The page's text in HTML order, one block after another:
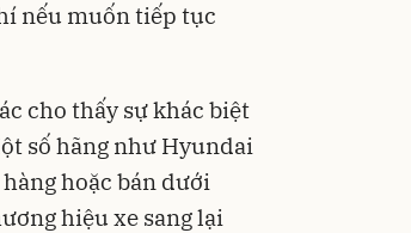
nếu muốn tiếp tục
cho thấy sự khác biệt
số hãng như Hyundai
hoặc bán dưới
hiệu xe sang lại